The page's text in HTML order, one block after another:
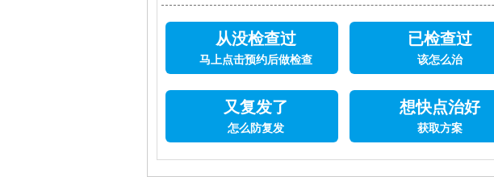
从没检查过
马上点击预约后做检查
已检查过
该怎么治
又复发了
怎么防复发
想快点治好
获取方案